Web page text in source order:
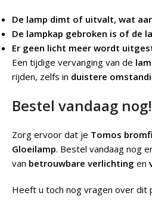
De lamp dimt of uitvalt, wat
De lampkap gebroken is of de
Er geen licht meer wordt
Een tijdige vervanging van de
rijden, zelfs in duistere
Bestel vandaag nog!
Zorg ervoor dat je Tomos
Gloeilamp. Bestel vandaag nog
van betrouwbare verlichting en
Heeft u toch nog vragen over dit